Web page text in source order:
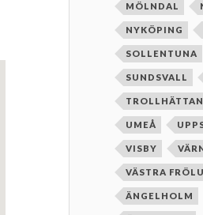
MÖLNDAL
NYKÖPING
SOLLENTUNA
SUNDSVALL
TROLLHÄTTAN
UMEÅ
VISBY
VÄSTRA
ÄNGELHOLM